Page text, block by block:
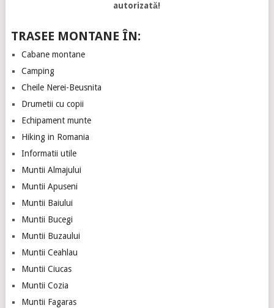
autorizată!
TRASEE MONTANE ÎN:
Cabane montane
Camping
Cheile Nerei-Beusnita
Drumetii cu copii
Echipament munte
Hiking in Romania
Informatii utile
Muntii Almajului
Muntii Apuseni
Muntii Baiului
Muntii Bucegi
Muntii Buzaului
Muntii Ceahlau
Muntii Ciucas
Muntii Cozia
Muntii Fagaras